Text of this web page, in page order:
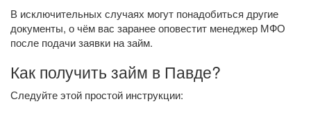
В исключительных случаях могут понадобиться другие
документы, о чём вас заранее оповестит менеджер МФО
после подачи заявки на займ.
Как получить займ в Павде?
Следуйте этой простой инструкции: